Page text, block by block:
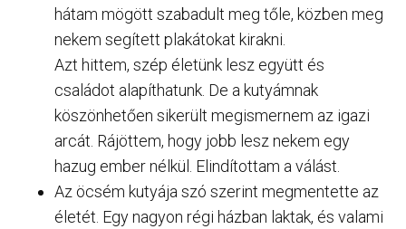
hátam mögött szabadult meg tőle, közben meg
nekem segített plakátokat kirakni.
Azt hittem, szép életünk lesz együtt és
családot alapíthatunk. De a kutyámnak
köszönhetően sikerült megismernem az igazi
arcát. Rájöttem, hogy jobb lesz nekem egy
hazug ember nélkül. Elindítottam a válást.
Az öcsém kutyája szó szerint megmentette az
életét. Egy nagyon régi házban laktak, és valami